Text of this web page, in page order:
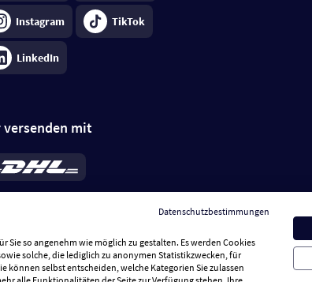
Instagram TikTok
LinkedIn
versenden mit
6,95 €; bei Kühlware zzgl. 0,99 €
insgesamt 7,94 €. Lieferzeit3-
Datenschutzbestimmungen
Sie so angenehm wie möglich zu gestalten. Es werden Cookies
solche, die lediglich zu anonymen Statistikzwecken, für
selbst entscheiden, welche Kategorien Sie zulassen